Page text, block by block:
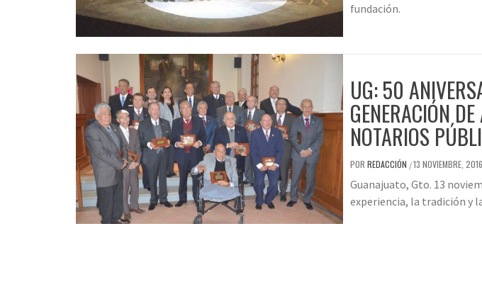
fundación.
UG: 50
GENERACIÓN
NOTARIOS
POR REDACCIÓN /13 NOVIEMBRE, 2016
Guanajuato, Gto. 13
experiencia, la tradición y